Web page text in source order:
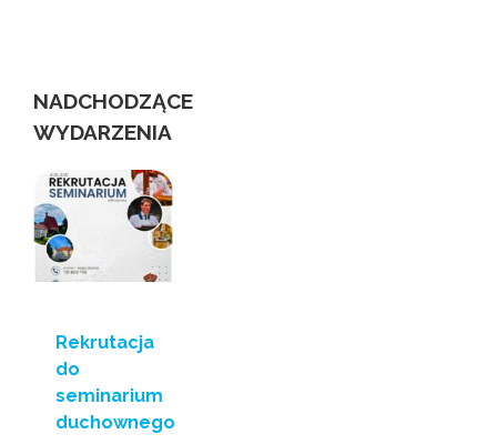
NADCHODZĄCE
WYDARZENIA
Rekrutacja
do
seminarium
duchownego